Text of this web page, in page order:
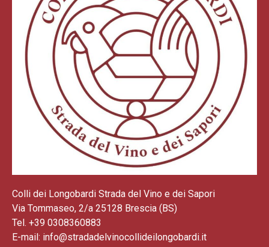
Colli dei Longobardi Strada del Vino e dei Sapori
Via Tommaseo, 2/a 25128 Brescia (BS)
Tel. +39 0308360883
E-mail: info@stradadelvinocollideilongobardi.it